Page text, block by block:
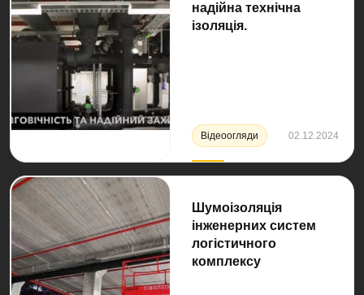
надійна технічна
ізоляція.
Відеоогляди 02.12.2024
Шумоізоляція
інженерних систем
логістичного
комплексу